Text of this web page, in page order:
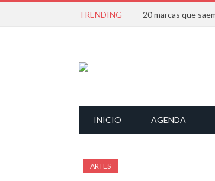
TRENDING
INICIO AGENDA
ARTES